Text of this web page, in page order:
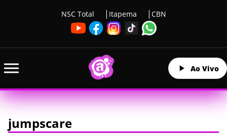
NSC Total Itapema CBN
Ao Vivo
jumpscare